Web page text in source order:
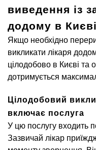
виведення із
додому в Києві
Якщо необхідно
викликати лікаря
цілодобово в Києві
дотримується
Цілодобовий
включає послуга
У цю послугу входить
Зазвичай лікар